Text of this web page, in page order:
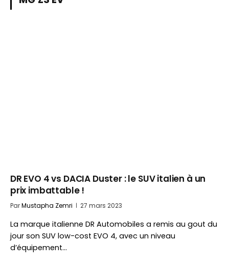
DR EVO 4 vs DACIA Duster : le SUV italien à un
prix imbattable !
ParMustapha Zemri 27 mars 2023
La marque italienne DR Automobiles a remis au gout du
jour son SUV low-cost EVO 4, avec un niveau
d’équipement…